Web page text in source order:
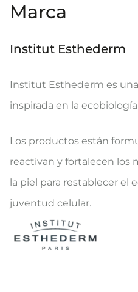
Marca
Institut Esthederm
Institut Esthederm es
inspirada en la
Los productos están
reactivan y fortalecen los
la piel para restablecer el
juventud celular.